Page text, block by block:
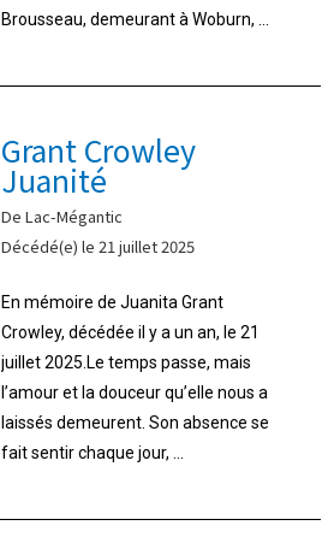
Brousseau, demeurant à Woburn, ...
Grant Crowley
Juanité
De Lac-Mégantic
Décédé(e) le 21 juillet 2025
En mémoire de Juanita Grant
Crowley, décédée il y a un an, le 21
juillet 2025.Le temps passe, mais
l’amour et la douceur qu’elle nous a
laissés demeurent. Son absence se
fait sentir chaque jour, ...